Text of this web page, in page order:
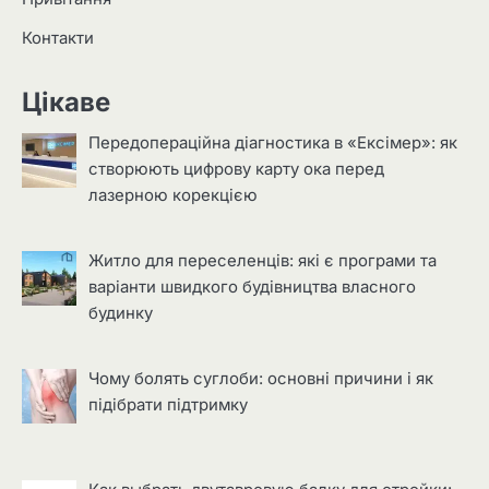
Контакти
Цікаве
Передопераційна діагностика в «Ексімер»: як
створюють цифрову карту ока перед
лазерною корекцією
Житло для переселенців: які є програми та
варіанти швидкого будівництва власного
будинку
Чому болять суглоби: основні причини і як
підібрати підтримку